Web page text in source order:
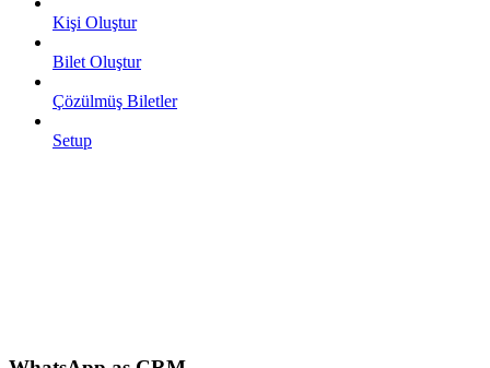
Kişi Oluştur
Bilet Oluştur
Çözülmüş Biletler
Setup